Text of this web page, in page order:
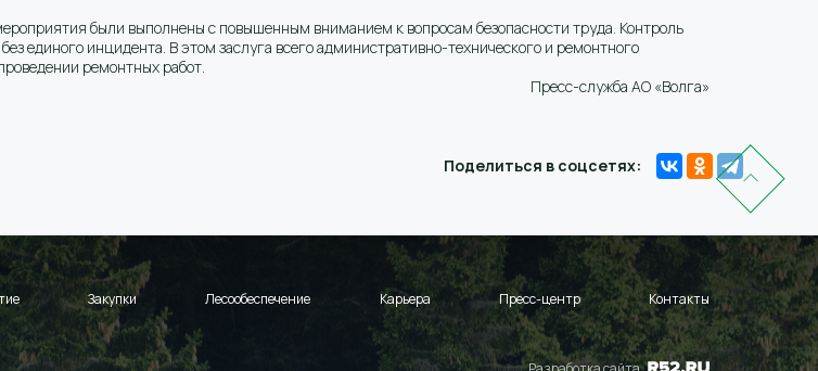
были выполнены с повышенным вниманием к вопросам безопасности труда. Контроль
единого инцидента. В этом заслуга всего административно-технического и ремонтного
ремонтных работ.
Пресс-служба АО «Волга»
Поделиться в соцсетях:
Закупки Лесообеспечение Карьера Пресс-центр Контакты